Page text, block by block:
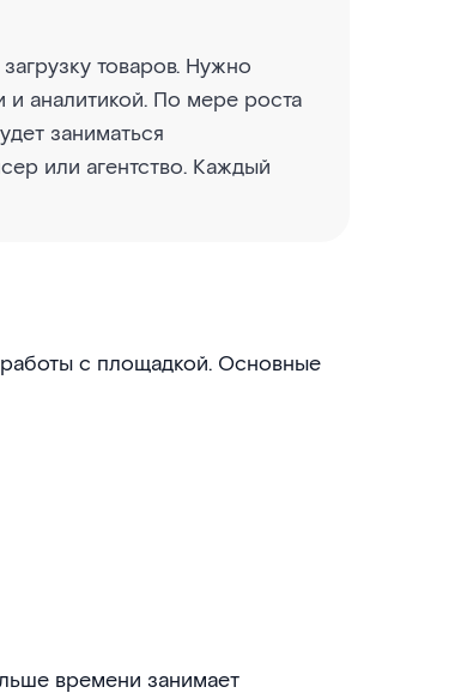
товаров. Нужно
и аналитикой. По мере роста
заниматься
или агентство. Каждый
с площадкой. Основные
времени занимает